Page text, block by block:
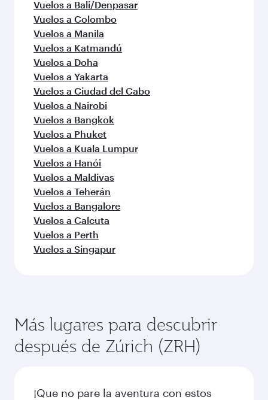
Vuelos a Bali/Denpasar
Vuelos a Colombo
Vuelos a Manila
Vuelos a Katmandú
Vuelos a Doha
Vuelos a Yakarta
Vuelos a Ciudad del Cabo
Vuelos a Nairobi
Vuelos a Bangkok
Vuelos a Phuket
Vuelos a Kuala Lumpur
Vuelos a Hanói
Vuelos a Maldivas
Vuelos a Teherán
Vuelos a Bangalore
Vuelos a Calcuta
Vuelos a Perth
Vuelos a Singapur
Más lugares para descubrir
después de Zúrich (ZRH)
¡Que no pare la aventura con estos